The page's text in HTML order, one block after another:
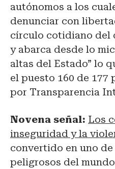
autónomos a los
denunciar con
círculo cotidiano del
y abarca desde lo
altas del Estado” lo
el puesto 160 de 177
por Transparencia
Novena señal: Los
inseguridad y la
convertido en uno
peligrosos del